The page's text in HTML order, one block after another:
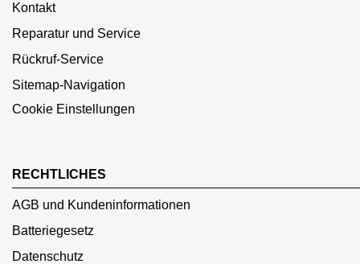
Kontakt
Reparatur und Service
Rückruf-Service
Sitemap-Navigation
Cookie Einstellungen
RECHTLICHES
AGB und Kundeninformationen
Batteriegesetz
Datenschutz